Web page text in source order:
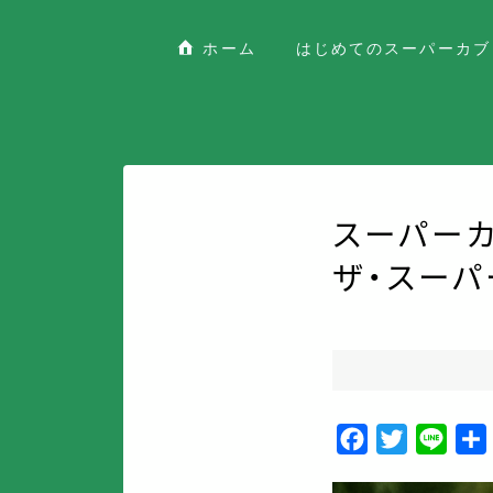
ホーム はじめてのスーパーカブ
スーパー
ザ・スー
T